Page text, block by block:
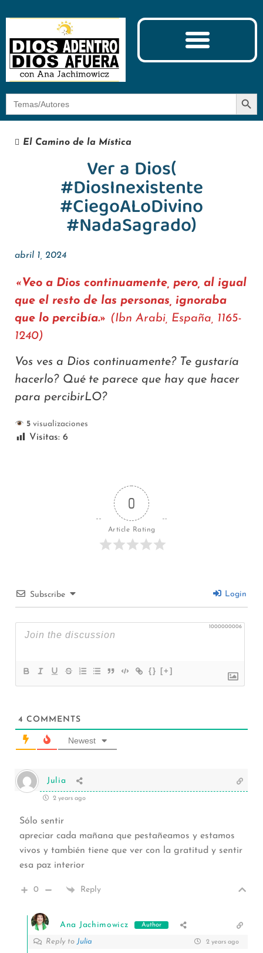
Botón
El Camino de la Mística
Ver a Dios(
#DiosInexistente
#CiegoALoDivino
#NadaSagrado)
abril 1, 2024
«Veo a Dios continuamente, pero, al igual
que el resto de las personas, ignoraba
que lo percibía.» (Ibn Arabi, España, 1165-
1240)
Vos ves a Dios continuamente? Te gustaría
hacerlo? Qué te parece que hay que hacer
para percibirLO?
5visualizaciones
Visitas: 6
0
Article Rating
Subscribe Login
1000000006
{} [+]
4 COMMENTS
Newest
Julia
2 years ago
Sólo sentir
apreciar cada mañana que pestañeamos y estamos
vivos y también tiene que ver con la gratitud y sentir
esa paz interior
0 Reply
Ana Jachimowicz Author
Reply to Julia 2 years ago